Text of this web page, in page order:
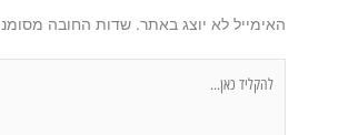
האימייל לא יוצג באתר. שדות החובה
כאן...